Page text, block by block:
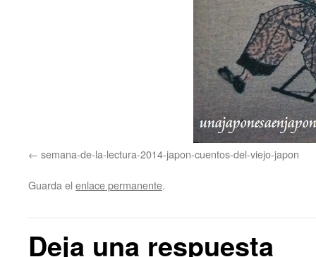
semana-de-la-lectura-2014-japon-cuentos-del-viejo-japon
Guarda el enlace permanente.
Deja una respuesta